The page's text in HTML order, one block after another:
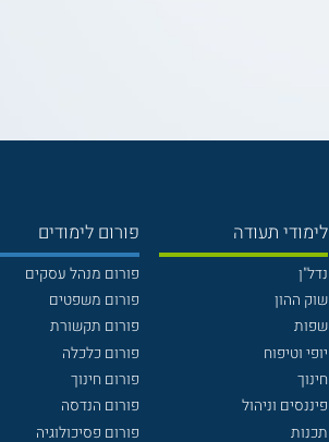
לימודי תעודה
נדל"ן
שוק ההון
שפות
יופי וטיפוח
חינוך
פיננסים וניהול
תכנות
פורום לימודים
פורום מנהל עסקים
פורום משפטים
פורום תקשורת
פורום כלכלה
פורום חינוך
פורום הנדסה
פורום פסיכולוגיה